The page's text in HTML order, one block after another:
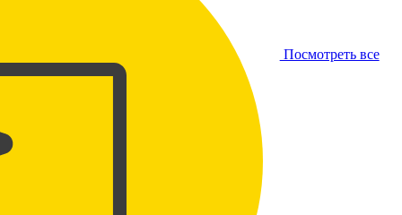
Посмотреть все